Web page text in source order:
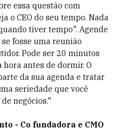
essa questão com
o CEO do seu tempo. Nada
tiver tempo". Agende
fosse uma reunião
Pode ser 20 minutos
hora antes de dormir. O
da sua agenda e tratar
seriedade que você
negócios."
- Co fundadora e CMO